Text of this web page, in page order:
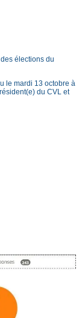
élections du
le mardi 13 octobre à
du CVL et